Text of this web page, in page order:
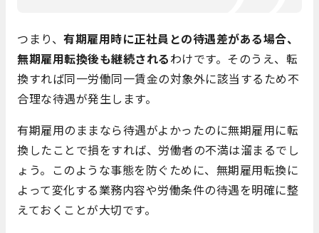
つまり、 有期雇用時に正社員との待遇差がある場合、
無期雇用転換後も継続されるわけです。そのうえ、転
換すれば同一労働同一賃金の対象外に該当するため不
合理な待遇が発生します。
有期雇用のままなら待遇がよかったのに無期雇用に転
換したことで損をすれば、労働者の不満は溜まるでし
ょう。このような事態を防ぐために、無期雇用転換に
よって変化する業務内容や労働条件の待遇を明確に整
えておくことが大切です。